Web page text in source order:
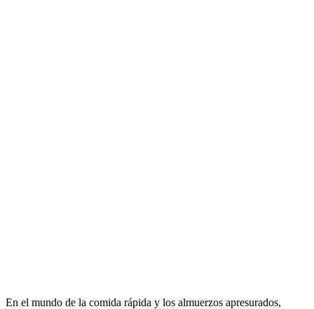
En el mundo de la comida rápida y los almuerzos apresurados,